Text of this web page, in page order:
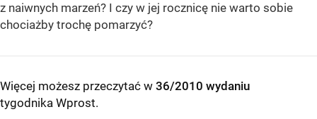
z naiwnych marzeń? I czy w jej rocznicę nie warto sobie
chociażby trochę pomarzyć?
Więcej możesz przeczytać w 36/2010 wydaniu
tygodnika Wprost.